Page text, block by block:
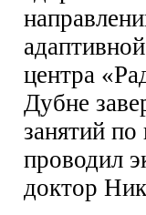
центра
Дубне
занятий
проводил
доктор